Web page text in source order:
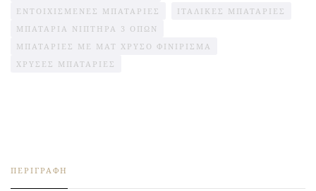
ΕΝΤΟΙΧΙΣΜΈΝΕΣ ΜΠΑΤΑΡΊΕΣ
ΙΤΑΛΙΚΈΣ ΜΠΑΤΑΡΊΕΣ
ΜΠΑΤΑΡΊΑ ΝΙΠΤΉΡΑ 3 ΟΠΏΝ
ΜΠΑΤΑΡΊΕΣ ΜΕ ΜΑΤ ΧΡΥΣΌ ΦΙΝΊΡΙΣΜΑ
ΧΡΥΣΈΣ ΜΠΑΤΑΡΊΕΣ
ΠΕΡΙΓΡΑΦΉ